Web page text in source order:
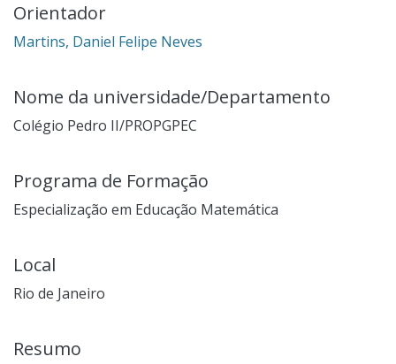
Orientador
Martins, Daniel Felipe Neves
Nome da universidade/Departamento
Colégio Pedro II/PROPGPEC
Programa de Formação
Especialização em Educação Matemática
Local
Rio de Janeiro
Resumo